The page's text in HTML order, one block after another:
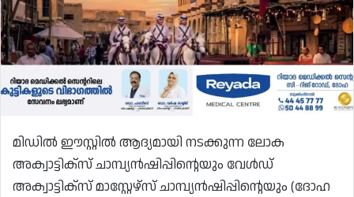
മിഡിൽ ഈസ്റ്റിൽ ആദ്യമായി നടക്കുന്ന ലോക
അക്വാട്ടിക്സ് ചാമ്പ്യൻഷിപ്പിന്റെയും വേൾഡ്
അക്വാട്ടിക്സ് മാസ്റ്റേഴ്സ് ചാമ്പ്യൻഷിപ്പിന്റെയും (ദോഹ